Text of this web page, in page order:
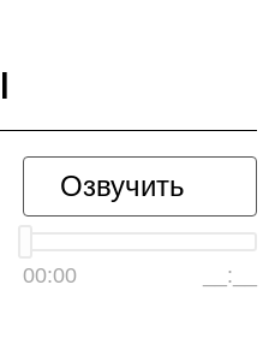
Озвучить
00:00 __:__